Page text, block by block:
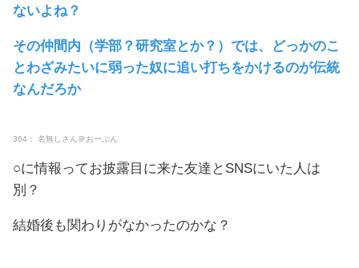
ないよね？
その仲間内（学部？研究室とか？）では、どっかのこ
とわざみたいに弱った奴に追い打ちをかけるのが伝統
なんだろか
364： 名無しさん＠おーぷん
○に情報ってお披露目に来た友達とSNSにいた人は
別？
結婚後も関わりがなかったのかな？